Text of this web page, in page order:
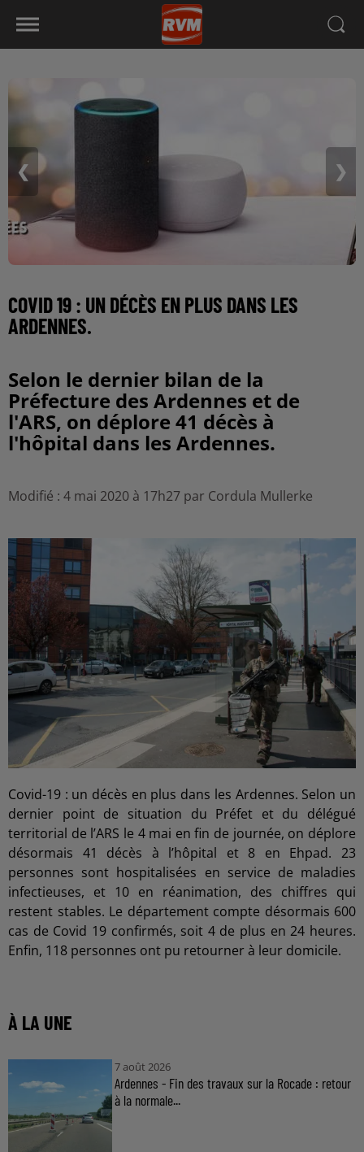
❮ ❯
COVID 19 : UN DÉCÈS EN PLUS DANS LES
ARDENNES.
Selon le dernier bilan de la
Préfecture des Ardennes et de
l'ARS, on déplore 41 décès à
l'hôpital dans les Ardennes.
Modifié : 4 mai 2020 à 17h27 par Cordula Mullerke
Covid-19 : un décès en plus dans les Ardennes. Selon un
dernier point de situation du Préfet et du délégué
territorial de l’ARS le 4 mai en fin de journée, on déplore
désormais 41 décès à l’hôpital et 8 en Ehpad. 23
personnes sont hospitalisées en service de maladies
infectieuses, et 10 en réanimation, des chiffres qui
restent stables. Le département compte désormais 600
cas de Covid 19 confirmés, soit 4 de plus en 24 heures.
Enfin, 118 personnes ont pu retourner à leur domicile.
À LA UNE
7 août 2026
Ardennes - Fin des travaux sur la Rocade : retour
à la normale...